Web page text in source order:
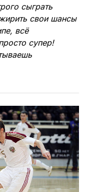
сыграть
свои шансы
всё
супер!